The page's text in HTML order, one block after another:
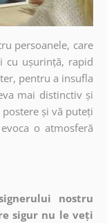
persoanele, care
cu ușurință, rapid
pentru a insufla
mai distinctiv și
și vă puteți
o atmosferă
nostru
sigur nu le veți